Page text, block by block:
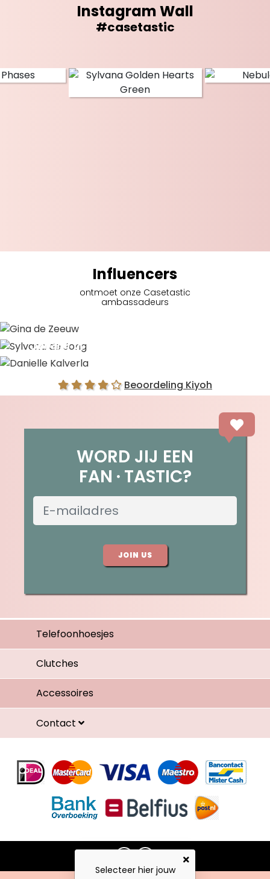
Instagram Wall
#casetastic
Influencers
ontmoet onze Casetastic
ambassadeurs
Sylvana de Jong
Beoordeling Kiyoh
WORD JIJ EEN
FAN TASTIC?
JOIN US
Telefoonhoesjes
Clutches
Accessoires
Contact
Selecteer hier jouw